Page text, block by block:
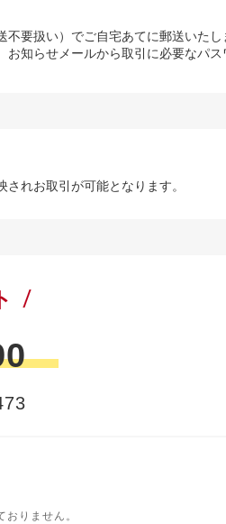
要扱い）でご自宅あてに郵送いたし
お知らせメールから取引に必要なパス
れお取引が可能となります。
りません。